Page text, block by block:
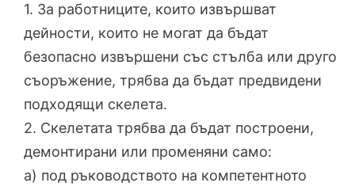
1. За работниците, които извършват
дейности, които не могат да бъдат
безопасно извършени със стълба или друго
съоръжение, трябва да бъдат предвидени
подходящи скелета.
2. Скелетата трябва да бъдат построени,
демонтирани или променяни само:
a) под ръководството на компетентното